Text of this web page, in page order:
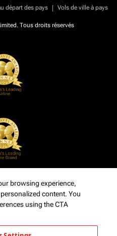
départ des pays | Vols de ville à pays
Tous droits réservés
browsing experience,
content. You
using the CTA